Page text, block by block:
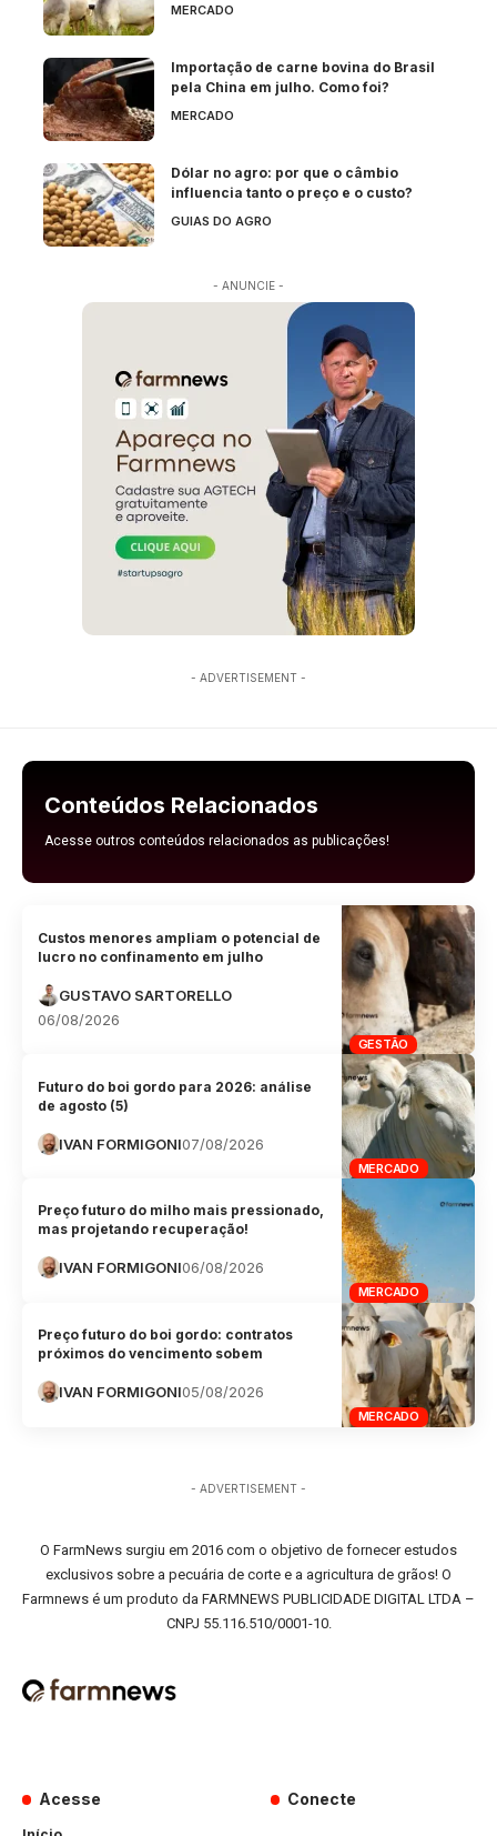
MERCADO
Importação de carne bovina do Brasil
pela China em julho. Como foi?
MERCADO
Dólar no agro: por que o câmbio
influencia tanto o preço e o custo?
GUIAS DO AGRO
- ANUNCIE -
- ADVERTISEMENT -
Conteúdos Relacionados
Acesse outros conteúdos relacionados as publicações!
GESTÃO
Custos menores ampliam o potencial de
lucro no confinamento em julho
GUSTAVO SARTORELLO
06/08/2026
MERCADO
Futuro do boi gordo para 2026: análise
de agosto (5)
IVAN FORMIGONI07/08/2026
MERCADO
Preço futuro do milho mais pressionado,
mas projetando recuperação!
IVAN FORMIGONI06/08/2026
MERCADO
Preço futuro do boi gordo: contratos
próximos do vencimento sobem
IVAN FORMIGONI05/08/2026
- ADVERTISEMENT -
O FarmNews surgiu em 2016 com o objetivo de fornecer estudos
exclusivos sobre a pecuária de corte e a agricultura de grãos! O
Farmnews é um produto da FARMNEWS PUBLICIDADE DIGITAL LTDA –
CNPJ 55.116.510/0001-10.
Acesse Conecte